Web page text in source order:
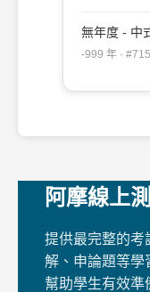
無年度 - 中
-999 年 ·
阿摩線上
提供最完整的考
解、申論題等學
幫助學生有效準